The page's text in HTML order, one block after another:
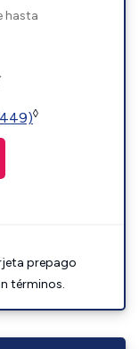
hasta
◊
prepago
términos.